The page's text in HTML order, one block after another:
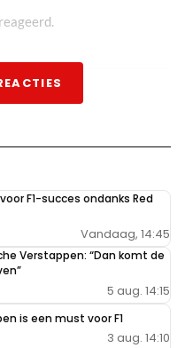
2 keer niet de finish heeft
Voor al deze mensen,
ben geen max fan, maar dit
maken, deze jongen heeft
gesleept, en om hem dan
die zo denkt verneukt
F1-succes ondanks Red
Vandaag, 14:45
Verstappen: “Dan komt de
5 aug. 14:15
is een must voor F1
3 aug. 14:10